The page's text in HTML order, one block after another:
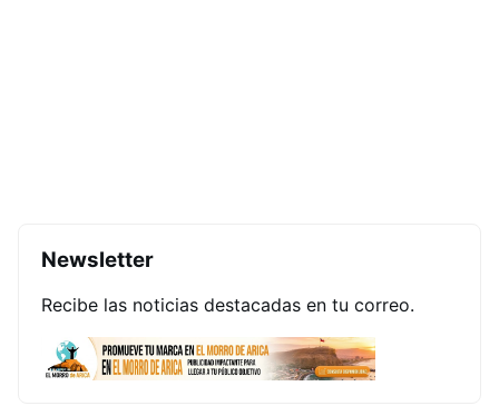
Newsletter
Recibe las noticias destacadas en tu correo.